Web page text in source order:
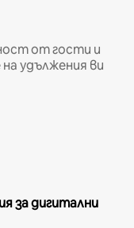
от гости и
удължения ви
за дигитални